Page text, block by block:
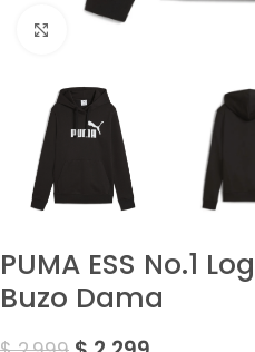
Amplía la Imagen
PUMA ESS No.1
Buzo Dama